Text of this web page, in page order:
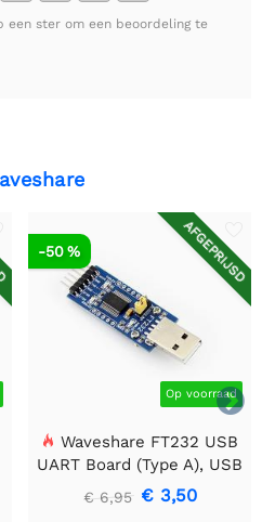
een ster om een beoordeling te

AFGEPRIJSD
Op voorraad
-50 %
Waveshare FT232 USB
UART Board (Type A), USB
naar TTL (UART)
Communicatiemodule
€ 6,95 € 3,50